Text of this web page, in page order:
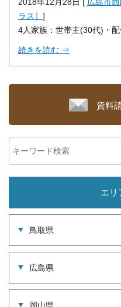
ラス］ ]
4人家族：世帯主(30代)・配
続きを読む ⇒
資料
エリ
鳥取県
広島県
岡山県